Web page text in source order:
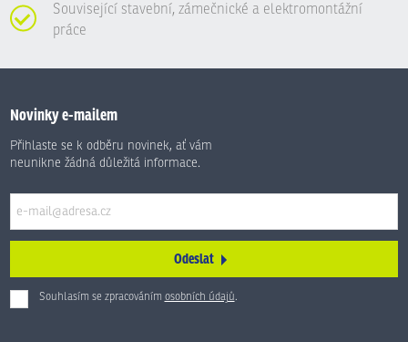
Související stavební, zámečnické a elektromontážní
práce
Novinky e-mailem
Přihlaste se k odběru novinek, ať vám
neunikne žádná důležitá informace.
Odeslat
Souhlasím se zpracováním osobních údajů
Formulář